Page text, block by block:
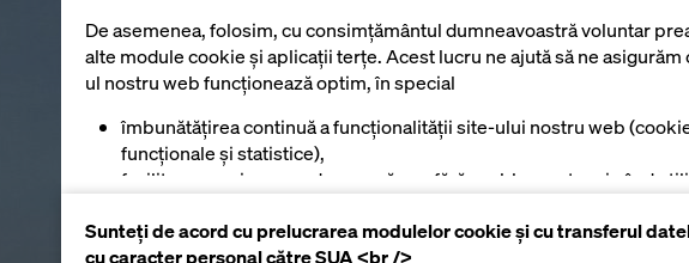
De asemenea, folosim, cu consimțământul dumneavoastră voluntar
alte module cookie și aplicații terțe. Acest lucru ne ajută să ne asigurăm
ul nostru web funcționează optim, în special
îmbunătățirea continuă a funcționalității site-ului nostru web
funcționale și statistice),
facilitarea unui proces de cumpărare fără probleme atunci când
pentru a afișa reclame potrivite pentru dumneavoastră ca utilizator
Sunteți de acord cu prelucrarea modulelor cookie și cu transferul
cu caracter personal către SUA <br />